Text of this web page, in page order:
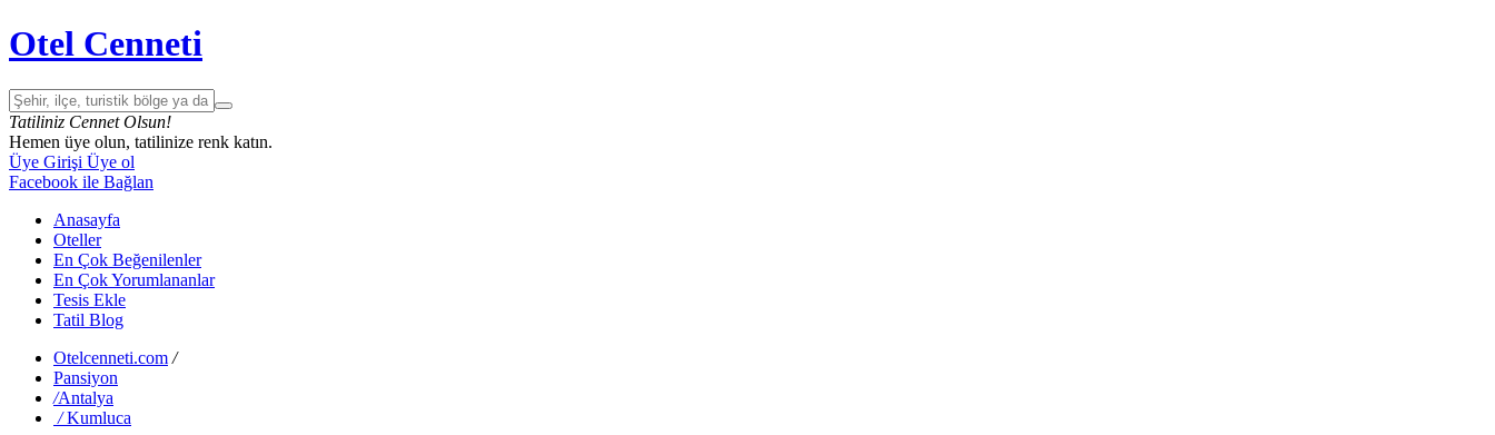
Otel Cenneti
Tatiliniz Cennet Olsun!
Hemen üye olun, tatilinize renk katın.
Üye Girişi Üye ol
Facebook ile Bağlan
Anasayfa
Oteller
En Çok Beğenilenler
En Çok Yorumlananlar
Tesis Ekle
Tatil Blog
Otelcenneti.com /
Pansiyon
/Antalya
/ Kumluca